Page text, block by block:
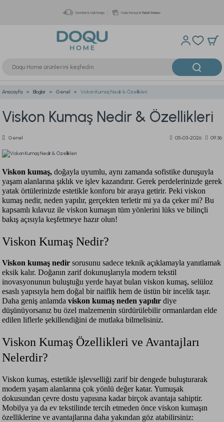
Anasayfa Bloglar Genel Viskon Kumaş Nedir & Özellikleri
Viskon Kumaş Nedir & Özellikleri
Genel 05-03-2026 09:36
Viskon kumaş, doğayla uyumlu, aynı zamanda sofistike duruşuyla
yaşam alanlarına şıklık ve işlev kazandırır. Gerek perdelerinizde gerek
yatak örtülerinizde estetikle konforu bir araya getirir. Peki viskon
kumaş nedir, neden yapılır, gerçekten terletir mi ya da çeker mi? Bu
kapsamlı kılavuz ile viskon kumaşın tüm yönlerini lüks ve bilinçli
bakış açısıyla keşfetmeye hazır olun!
Viskon Kumaş Nedir?
Viskon kumaş nedir sorusunu sadece teknik açıklamayla yanıtlamak
eksik kalır. Doğanın zarif dokunuşlarıyla modern tekstil
inovasyonunun buluştuğu yerde hayat bulan viskon kumaş, selüloz
esaslı yapısıyla hem doğal bir naiflik hem de üstün bir incelik taşır.
Daha geniş anlamda viskon kumaş neden yapılır diye
düşünüyorsanız bu özel malzemenin sürdürülebilir ormanlardan elde
edilen liflerle şekillendiğini de mutlaka bilmelisiniz.
Viskon Kumaş Özellikleri ve Avantajları
Nelerdir?
Viskon kumaş, estetikle işlevselliği zarif bir dengede buluşturarak
modern yaşam alanlarına çok yönlü değer katar. Yumuşak
dokusundan çevre dostu yapısına kadar birçok avantaja sahiptir.
Mobilya ya da ev tekstilinde tercih etmeden önce viskon kumaşın
özelliklerine ve avantajlarına daha yakından göz atabilirsiniz: